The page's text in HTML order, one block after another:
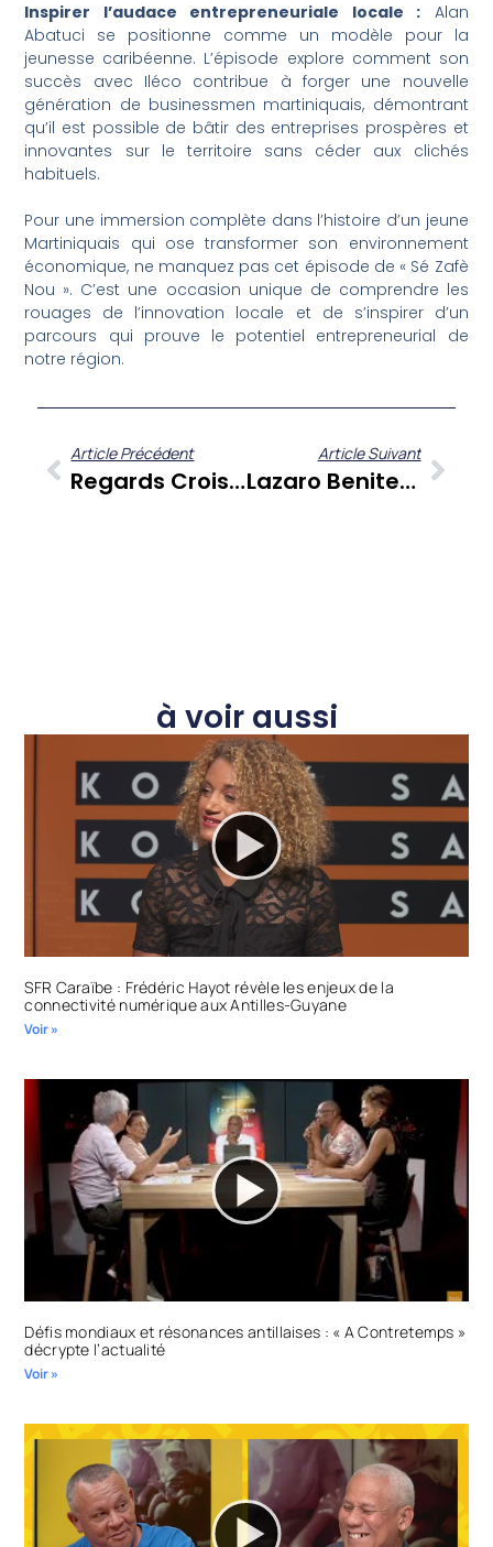
Inspirer l’audace entrepreneuriale locale : Alan
Abatuci se positionne comme un modèle pour la
jeunesse caribéenne. L’épisode explore comment son
succès avec Iléco contribue à forger une nouvelle
génération de businessmen martiniquais, démontrant
qu’il est possible de bâtir des entreprises prospères et
innovantes sur le territoire sans céder aux clichés
habituels.
Pour une immersion complète dans l’histoire d’un jeune
Martiniquais qui ose transformer son environnement
économique, ne manquez pas cet épisode de « Sé Zafè
Nou ». C’est une occasion unique de comprendre les
rouages de l’innovation locale et de s’inspirer d’un
parcours qui prouve le potentiel entrepreneurial de
notre région.
Article Précédent
Regards Croisés Sur L’environnement Et Le Pouvoir Des Livres : Une Émission FANM Incontournable
Article Suivant
Lazaro Benitez : La Danse Comme Miroir Des Inégalités Sociales, De Cuba À La Martinique
à voir aussi
SFR Caraïbe : Frédéric Hayot révèle les enjeux de la
connectivité numérique aux Antilles-Guyane
Voir »
Défis mondiaux et résonances antillaises : « A Contretemps »
décrypte l’actualité
Voir »